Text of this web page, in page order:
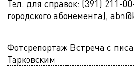
Тел. для справок: (391) 211-
городского абонемента),
Фоторепортаж Встреча с
Тарковским